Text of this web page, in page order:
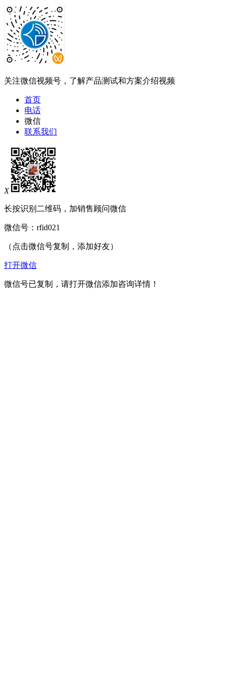
关注微信视频号，了解产品测试和方案介绍视频
首页
电话
微信
联系我们
X
长按识别二维码，加销售顾问微信
微信号： rfid021
（点击微信号复制，添加好友）
打开微信
微信号已复制，请打开微信添加咨询详情！